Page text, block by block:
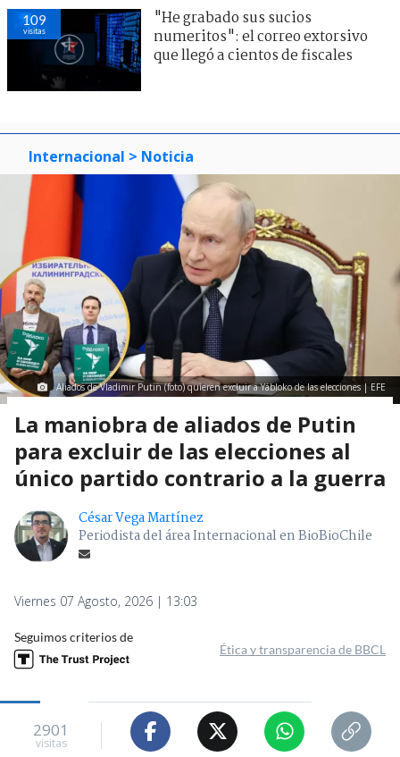
109
visitas
"He grabado sus sucios
numeritos": el correo extorsivo
que llegó a cientos de fiscales
Internacional > Noticia
Aliados de Vladimir Putin (foto) quieren excluir a Yábloko de las elecciones | EFE
La maniobra de aliados de Putin
para excluir de las elecciones al
único partido contrario a la guerra
César Vega Martínez
Periodista del área Internacional en BioBioChile
Viernes 07 Agosto, 2026 | 13:03
Seguimos criterios de
Ética y transparencia de BBCL
2901
visitas